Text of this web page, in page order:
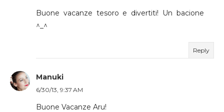
Buone vacanze tesoro e divertiti! Un bacione
^_^
Reply
Manuki
6/30/13, 9:37 AM
Buone Vacanze Aru!